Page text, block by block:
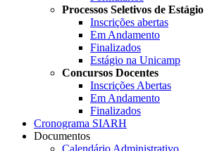
Processos Seletivos de Estágio
Inscrições abertas
Em Andamento
Finalizados
Estágio na Unicamp
Concursos Docentes
Inscrições Abertas
Em Andamento
Finalizados
Cronograma SIARH
Documentos
Calendário Administrativo